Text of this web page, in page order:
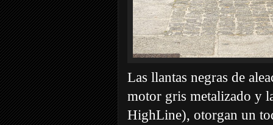
Las llantas negras de
motor gris metalizado y
HighLine), otorgan un